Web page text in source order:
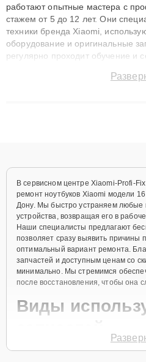
работают опытные мастера с
стажем от 5 до 12 лет. Они
техники бренда Xiaomi,
оборудование и оригинальные
регулярно проходит обучение и
технику с сохранением
В сервисном центре Xiaomi-Profi-
ремонт ноутбуков Xiaomi модели
Дону. Мы быстро устраняем любые
устройства, возвращая его в
Наши специалисты предлагают
позволяет сразу выявить причины
оптимальный вариант ремонта.
запчастей и доступным ценам со
минимально. Мы стремимся
после восстановления, чтобы она
Виды